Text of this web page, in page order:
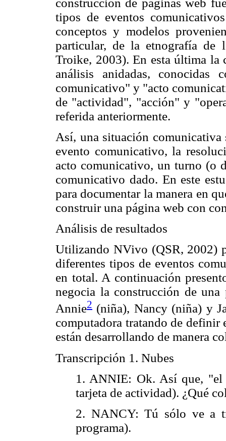
tipos de eventos
conceptos y modelos
particular, de la etnografía de
Troike, 2003). En esta última la
análisis anidadas, conocidas
comunicativo" y "acto
de "actividad", "acción" y
referida anteriormente.
Así, una situación comunicativa
evento comunicativo, la
acto comunicativo, un turno (o
comunicativo dado. En este
para documentar la manera en
construir una página web con
Análisis de resultados
Utilizando NVivo (QSR, 2002)
diferentes tipos de eventos
en total. A continuación
negocia la construcción de
Annie2 (niña), Nancy (niña) y
computadora tratando de
están desarrollando de manera
Transcripción 1. Nubes
1. ANNIE: Ok. Así que,
tarjeta de actividad). ¿Qué
2. NANCY: Tú sólo ve a
programa).